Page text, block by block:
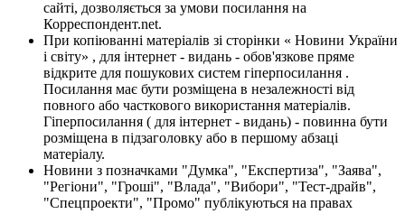
сайті, дозволяється за умови посилання на
Корреспондент.net.
При копіюванні матеріалів зі сторінки « Новини України
і світу» , для інтернет - видань - обов'язкове пряме
відкрите для пошукових систем гіперпосилання .
Посилання має бути розміщена в незалежності від
повного або часткового використання матеріалів.
Гіперпосилання ( для інтернет - видань) - повинна бути
розміщена в підзаголовку або в першому абзаці
матеріалу.
Новини з позначками "Думка", "Експертиза", "Заява",
"Регіони", "Гроші", "Влада", "Вибори", "Тест-драйв",
"Спецпроекти", "Промо" публікуються на правах